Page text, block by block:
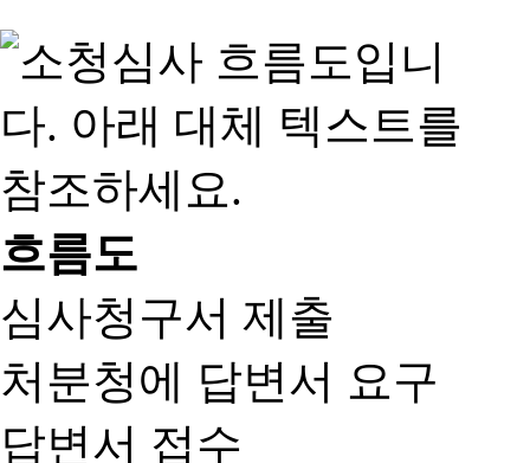
흐름도
심사청구서 제출
처분청에 답변서 요구
답변서 접수